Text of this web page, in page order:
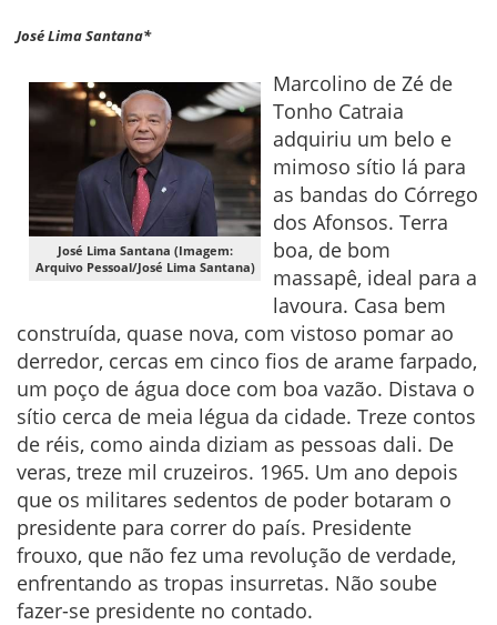
José Lima Santana*
José Lima Santana (Imagem:
Arquivo Pessoal/José Lima Santana)
Marcolino de Zé de
Tonho Catraia
adquiriu um belo e
mimoso sítio lá para
as bandas do Córrego
dos Afonsos. Terra
boa, de bom
massapê, ideal para a
lavoura. Casa bem
construída, quase nova, com vistoso pomar ao
derredor, cercas em cinco fios de arame farpado,
um poço de água doce com boa vazão. Distava o
sítio cerca de meia légua da cidade. Treze contos
de réis, como ainda diziam as pessoas dali. De
veras, treze mil cruzeiros. 1965. Um ano depois
que os militares sedentos de poder botaram o
presidente para correr do país. Presidente
frouxo, que não fez uma revolução de verdade,
enfrentando as tropas insurretas. Não soube
fazer-se presidente no contado.